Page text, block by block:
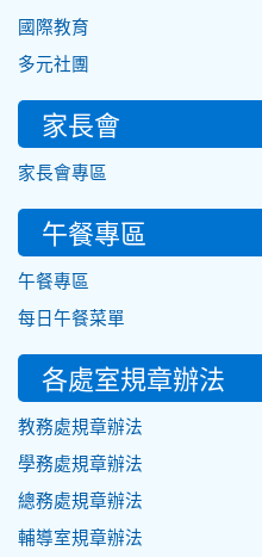
國際教育
多元社團
家長會
家長會專區
午餐專區
午餐專區
每日午餐菜單
各處室規章辦法
教務處規章辦法
學務處規章辦法
總務處規章辦法
輔導室規章辦法